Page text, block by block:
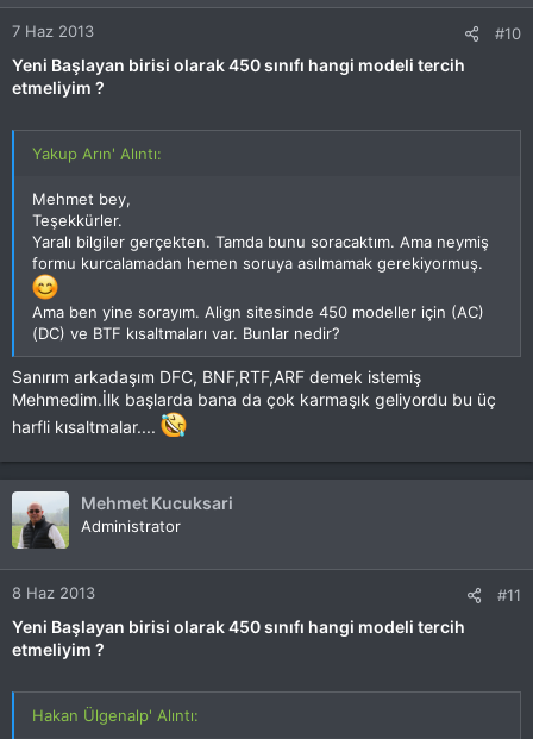
7 Haz 2013 #10
Yeni Başlayan birisi olarak 450 sınıfı hangi modeli tercih
etmeliyim ?
Yakup Arın' Alıntı:
Mehmet bey,
Teşekkürler.
Yaralı bilgiler gerçekten. Tamda bunu soracaktım. Ama neymiş
formu kurcalamadan hemen soruya asılmamak gerekiyormuş.
Ama ben yine sorayım. Align sitesinde 450 modeller için (AC)
(DC) ve BTF kısaltmaları var. Bunlar nedir?
Sanırım arkadaşım DFC, BNF,RTF,ARF demek istemiş
Mehmedim.İlk başlarda bana da çok karmaşık geliyordu bu üç
harfli kısaltmalar....
Mehmet Kucuksari
Administrator
8 Haz 2013 #11
Yeni Başlayan birisi olarak 450 sınıfı hangi modeli tercih
etmeliyim ?
Hakan Ülgenalp' Alıntı: